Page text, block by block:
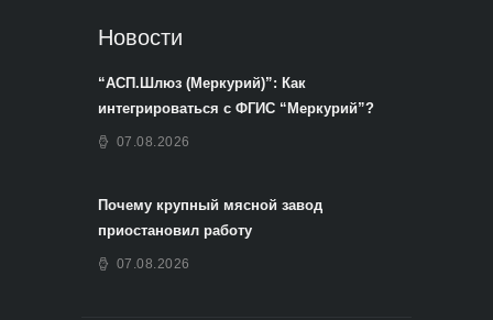
Новости
“АСП.Шлюз (Меркурий)”: Как
интегрироваться с ФГИС “Меркурий”?
07.08.2026
Почему крупный мясной завод
приостановил работу
07.08.2026